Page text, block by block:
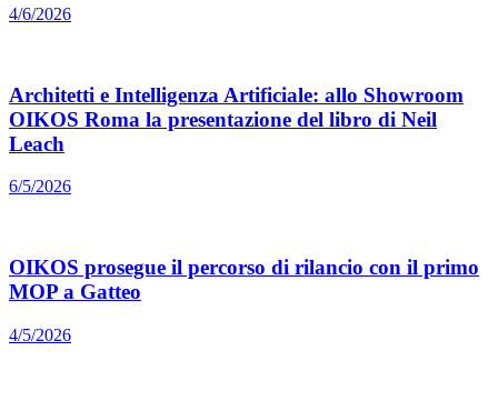
4/6/2026
Architetti e Intelligenza Artificiale: allo Showroom
OIKOS Roma la presentazione del libro di Neil
Leach
6/5/2026
OIKOS prosegue il percorso di rilancio con il primo
MOP a Gatteo
4/5/2026